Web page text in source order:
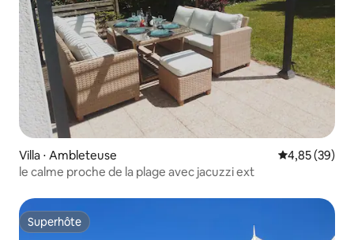
Villa ⋅ Ambleteuse Évaluation
4,85 (39)
le calme proche de la plage avec jacuzzi ext
Superhôte
Superhôte